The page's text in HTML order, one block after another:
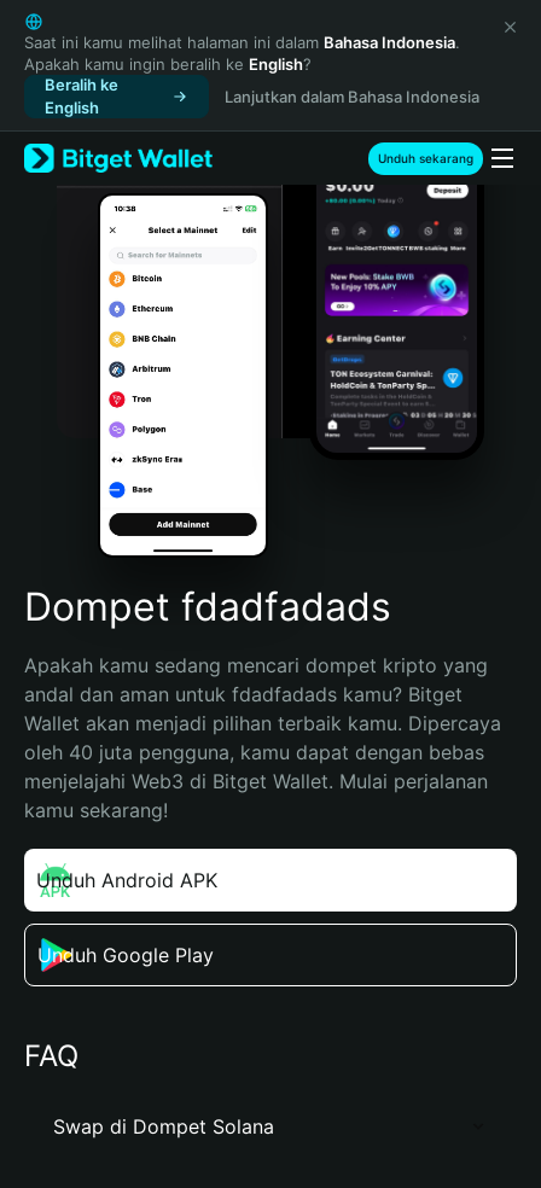
English
日本語
Tiếng Việt
Русский
Español (Latinoamérica)
Türkçe
Italiano
Português (Portugal)
Bahasa Indonesia
Português (Brasil)
Español (Argentina)
Saat ini kamu melihat halaman ini dalam Bahasa Indonesia.
Apakah kamu ingin beralih ke English?
Beralih ke
English
Lanjutkan dalam Bahasa Indonesia
Unduh sekarang
Dompet fdadfadads
Apakah kamu sedang mencari dompet kripto yang
andal dan aman untuk fdadfadads kamu? Bitget
Wallet akan menjadi pilihan terbaik kamu. Dipercaya
oleh 40 juta pengguna, kamu dapat dengan bebas
menjelajahi Web3 di Bitget Wallet. Mulai perjalanan
kamu sekarang!
Unduh Android APK
Unduh Google Play
FAQ
Swap di Dompet Solana